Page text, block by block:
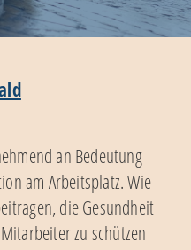
an Bedeutung
am Arbeitsplatz. Wie
die Gesundheit
zu schützen